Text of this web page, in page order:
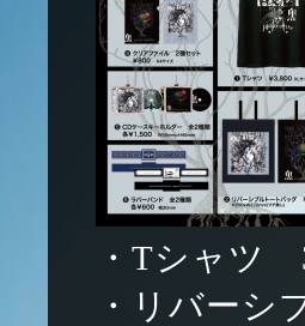
・Tシャツ
・リバー